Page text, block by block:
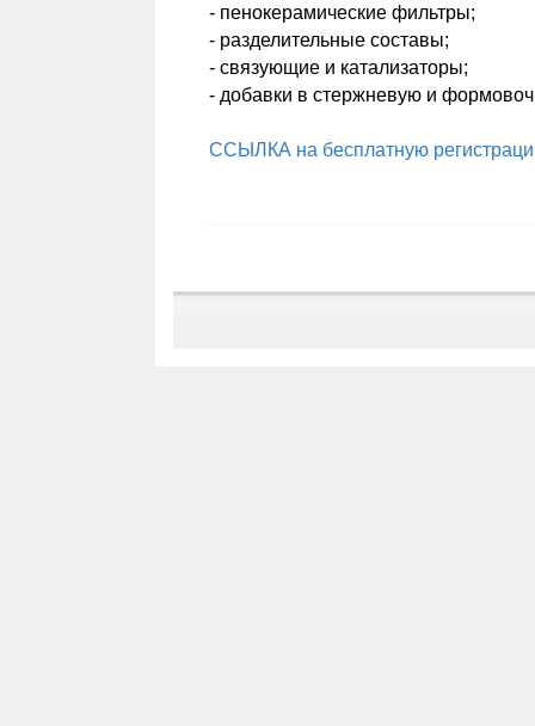
- пенокерамические фильтры;
- разделительные составы;
- связующие и катализаторы;
- добавки в стержневую и
ССЫЛКА на бесплатную